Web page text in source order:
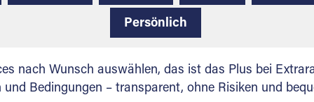
Persönlich
nach Wunsch auswählen, das ist das Plus bei
und Bedingungen – transparent, ohne Risiken und